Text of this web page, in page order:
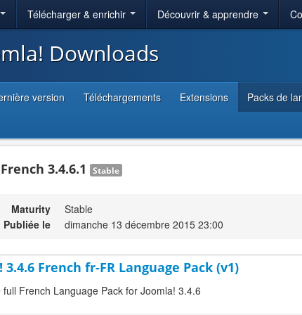
Télécharger & enrichir Découvrir & apprendre
Downloads
version Téléchargements Extensions Packs de
3.4.6.1 Stable
Maturity
Stable
Publiée le
dimanche 13 décembre 2015 23:00
3.4.6 French fr-FR Language Pack (v1)
full French Language Pack for Joomla! 3.4.6